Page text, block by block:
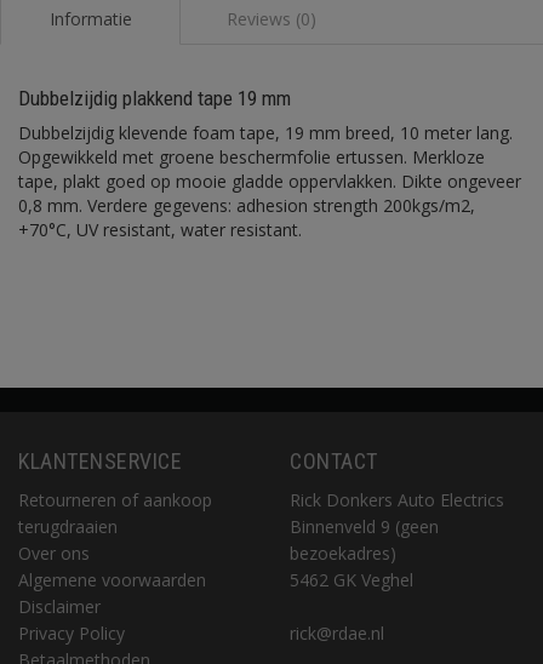
Informatie Reviews (0)
Dubbelzijdig plakkend tape 19 mm
Dubbelzijdig klevende foam tape, 19 mm breed, 10 meter lang.
Opgewikkeld met groene beschermfolie ertussen. Merkloze
tape, plakt goed op mooie gladde oppervlakken. Dikte ongeveer
0,8 mm. Verdere gegevens: adhesion strength 200kgs/m2,
+70°C, UV resistant, water resistant.
KLANTENSERVICE
Retourneren of aankoop
terugdraaien
Over ons
Algemene voorwaarden
Disclaimer
Privacy Policy
CONTACT
Rick Donkers Auto Electrics
Binnenveld 9 (geen
bezoekadres)
5462 GK Veghel
rick@rdae.nl